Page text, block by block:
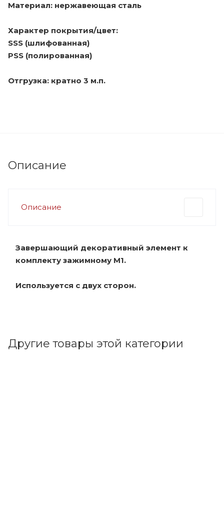
Материал: нержавеющая сталь
Характер покрытия/цвет:
SSS (шлифованная)
PSS (полированная)
Отгрузка: кратно 3 м.п.
Описание
Описание
Завершающий декоративный элемент к
комплекту зажимному М1.
Используется с двух сторон.
Другие товары этой категории